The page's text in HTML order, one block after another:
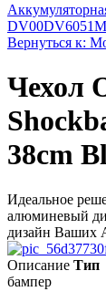
DV00DV6051
Вернуться к:
Чехол
38cm
Идеальное
алюминевый
дизайн Ваших
Описание Тип
бaмпер